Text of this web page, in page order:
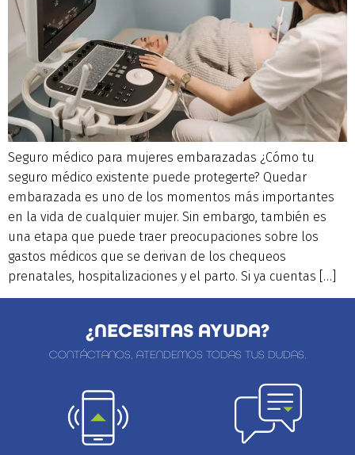
Seguro médico para mujeres embarazadas ¿Cómo tu
seguro médico existente puede protegerte? Quedar
embarazada es uno de los momentos más importantes
en la vida de cualquier mujer. Sin embargo, también es
una etapa que puede traer preocupaciones sobre los
gastos médicos que se derivan de los chequeos
prenatales, hospitalizaciones y el parto. Si ya cuentas […]
¿NECESITAS AYUDA?
CONTÁCTANOS, ATENDEMOS TODAS TUS DUDAS.